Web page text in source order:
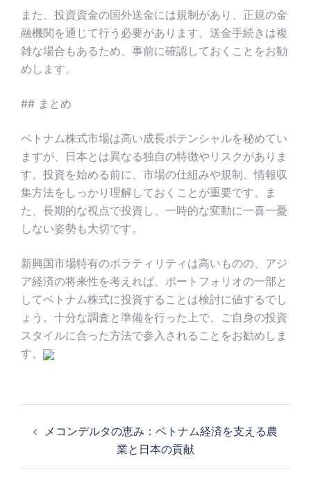
また、投資資金の国外送金には規制があり、正規の金
融機関を通じて行う必要があります。送金手続きは複
雑な場合もあるため、事前に確認しておくことをお勧
めします。
## まとめ
ベトナム株式市場は高い成長ポテンシャルを秘めてい
ますが、日本とは異なる独自の特徴やリスクがありま
す。投資を始める前に、市場の仕組みや規制、情報収
集方法をしっかり理解しておくことが重要です。ま
た、長期的な視点で投資し、一時的な変動に一喜一憂
しない姿勢も大切です。
新興国市場特有のボラティリティは高いものの、アジ
ア経済の将来性を考えれば、ポートフォリオの一部と
してベトナム株式に投資することは検討に値するでし
ょう。十分な調査と準備を行った上で、ご自身の投資
スタイルに合った方法で参入されることをお勧めしま
す。
稿
ビ
メコンデルタの恵み：ベトナム経済を支える農
業と日本の貢献